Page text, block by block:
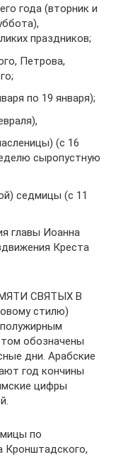
года (вторник и
праздников;
Петрова,
по 19 января);
(с 16
сыропустную
седмицы (с 11
главы Иоанна
Креста
СВЯТЫХ В
стилю)
обозначены
дни. Арабские
год кончины
цифры
по
Кронштадского,